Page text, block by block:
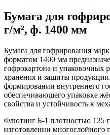
Бумага для
г/м², ф. 1400 мм
Бумага для гофрирования
форматом 1400 мм
гофрокартона и упаковочных
хранения и защиты
формировании внутреннего
обеспечивающего упаковке
свойства и устойчивость к
Флютинг Б-1 плотностью 125
изготовлении многослойного